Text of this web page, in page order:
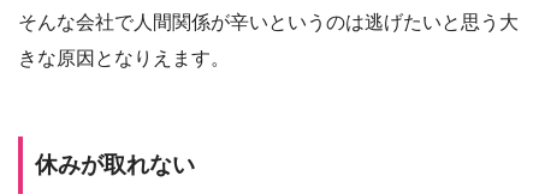
そんな会社で人間関係が辛いというのは逃げたいと思う大
きな原因となりえます。
休みが取れない